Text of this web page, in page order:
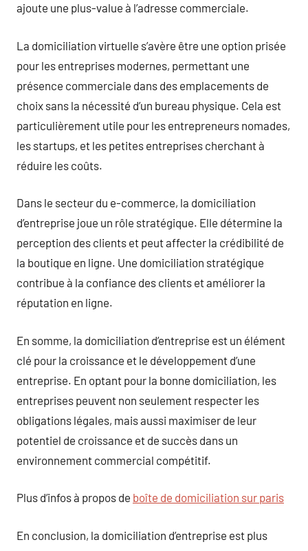
ajoute une plus-value à l’adresse commerciale.
La domiciliation virtuelle s’avère être une option prisée
pour les entreprises modernes, permettant une
présence commerciale dans des emplacements de
choix sans la nécessité d’un bureau physique. Cela est
particulièrement utile pour les entrepreneurs nomades,
les startups, et les petites entreprises cherchant à
réduire les coûts.
Dans le secteur du e-commerce, la domiciliation
d’entreprise joue un rôle stratégique. Elle détermine la
perception des clients et peut affecter la crédibilité de
la boutique en ligne. Une domiciliation stratégique
contribue à la confiance des clients et améliorer la
réputation en ligne.
En somme, la domiciliation d’entreprise est un élément
clé pour la croissance et le développement d’une
entreprise. En optant pour la bonne domiciliation, les
entreprises peuvent non seulement respecter les
obligations légales, mais aussi maximiser de leur
potentiel de croissance et de succès dans un
environnement commercial compétitif.
Plus d’infos à propos de boîte de domiciliation sur paris
En conclusion, la domiciliation d’entreprise est plus